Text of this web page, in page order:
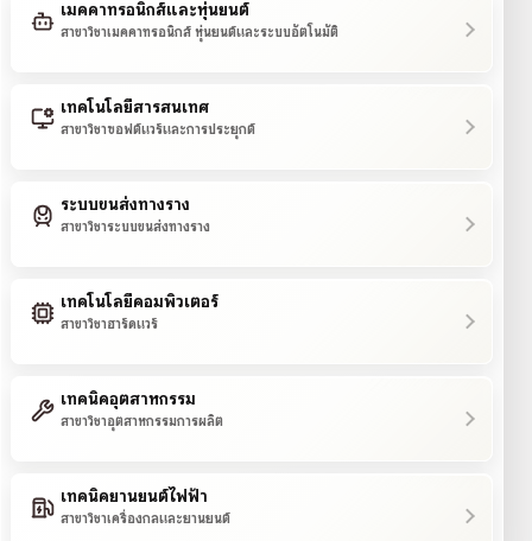
เมคคาทรอนิกส์และหุ่นยนต์
สาขาวิชาเมคคาทรอนิกส์ หุ่นยนต์และระบบอัตโนมัติ
เทคโนโลยีสารสนเทศ
สาขาวิชาซอฟต์แวร์และการประยุกต์
ระบบขนส่งทางราง
สาขาวิชาระบบขนส่งทางราง
เทคโนโลยีคอมพิวเตอร์
สาขาวิชาฮาร์ดแวร์
เทคนิคอุตสาหกรรม
สาขาวิชาอุตสาหกรรมการผลิต
เทคนิคยานยนต์ไฟฟ้า
สาขาวิชาเครื่องกลและยานยนต์